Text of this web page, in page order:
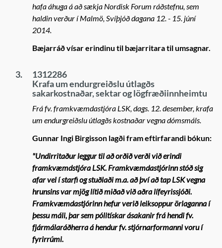
hafa áhuga á að sækja Nordisk Forum ráðstefnu, sem
haldin verður í Malmö, Svíþjóð dagana 12. - 15. júní
2014.
Bæjarráð vísar erindinu til bæjarritara til umsagnar.
3.
1312286
Krafa um endurgreiðslu útlagðs
sakarkostnaðar, sektar og lögfræðiinnheimtu
Frá fv. framkvæmdastjóra LSK, dags. 12. desember, krafa
um endurgreiðslu útlagðs kostnaðar vegna dómsmáls.
Gunnar Ingi Birgisson lagði fram eftirfarandi bókun:
"Undirritaður leggur til að orðið verði við erindi
framkvæmdstjóra LSK. Framkvæmdastjórinn stóð sig
afar vel í starfi og stuðlaði m.a. að því að tap LSK vegna
hrunsins var mjög lítið miðað við aðra lífeyrissjóði.
Framkvæmdastjórinn hefur verið leiksoppur örlaganna í
þessu máli, þar sem pólitískar ásakanir frá hendi fv.
fjármálaráðherra á hendur fv. stjórnarformanni voru í
fyrirrúmi.